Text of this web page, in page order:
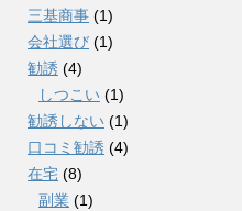
三基商事 (1)
会社選び (1)
勧誘 (4)
しつこい (1)
勧誘しない (1)
口コミ勧誘 (4)
在宅 (8)
副業 (1)